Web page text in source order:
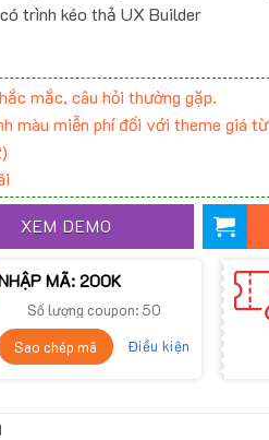
có trình kéo thả UX Builder
mắc, câu hỏi thường gặp.
màu miễn phí đối với theme giá
XEM DEMO
MÃ: 200K
Số lượng coupon: 50
Sao chép mã
Điều kiện